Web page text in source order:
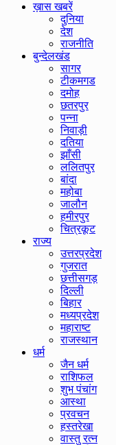
ख़ास खबरें
दुनिया
देश
राजनीति
बुन्देलखंड
सागर
टीकमगड
दमोह
छतरपुर
पन्ना
निवाड़ी
दतिया
झाँसी
ललितपुर
बांदा
महोबा
जालौन
हमीरपुर
चित्रकूट
राज्य
उत्तरप्रदेश
गुजरात
छत्तीसगड़
दिल्ली
बिहार
मध्यप्रदेश
महाराष्ट
राजस्थान
धर्म
जैन धर्म
राशिफल
शुभ पंचांग
आस्था
प्रवचन
हस्तरेखा
वास्तु रत्न